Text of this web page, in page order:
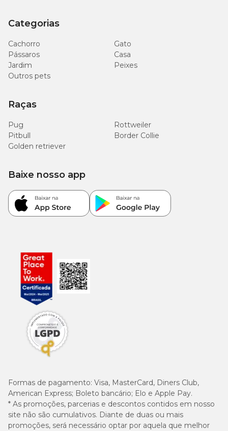
Categorias
Cachorro
Gato
Pássaros
Casa
Jardim
Peixes
Outros pets
Raças
Pug
Rottweiler
Pitbull
Border Collie
Golden retriever
Formas de pagamento: Visa, MasterCard, Diners Club,
American Express; Boleto bancário; Elo e Apple Pay.
* As promoções, parcerias e descontos contidos em nosso
site não são cumulativos. Diante de duas ou mais
promoções, será necessário optar por aquela que melhor
Baixe nosso app